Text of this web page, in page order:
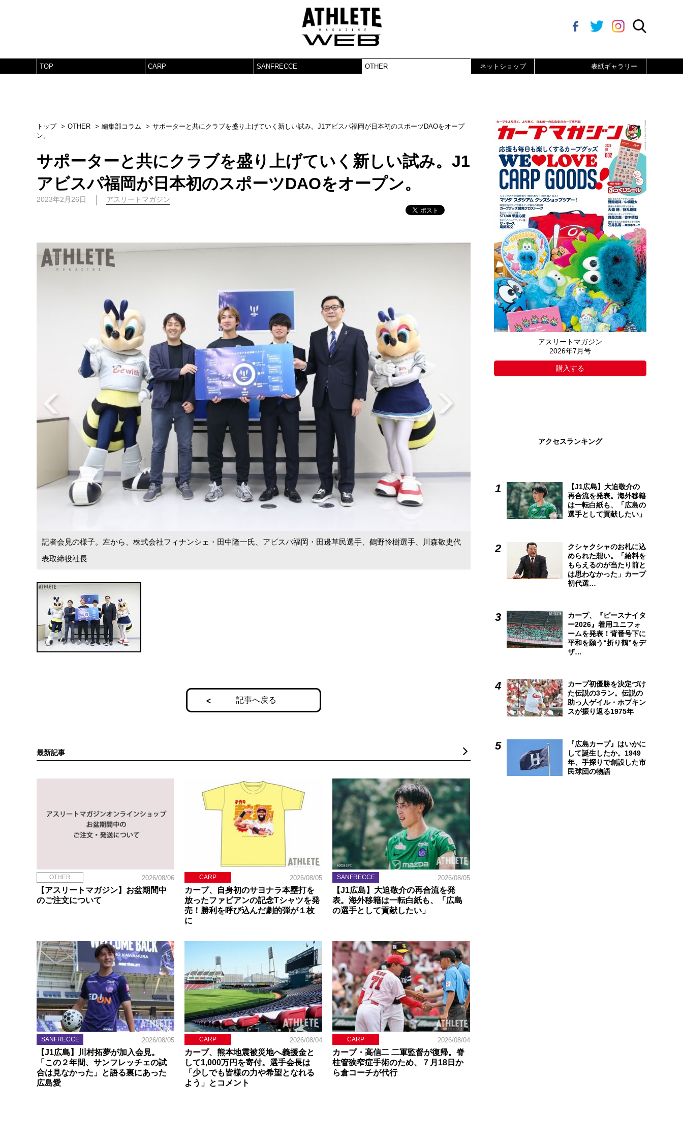
TOP CARP SANFRECCE OTHER ネットショップ 表紙ギャラリー
トップ OTHER 編集部コラム
サポーターと共にクラブを盛り上げていく新しい試み。J1アビスパ福岡が日本初のスポーツDAOをオープ
ン。
サポーターと共にクラブを盛り上げていく新しい試み。J1
アビスパ福岡が日本初のスポーツDAOをオープン。
2023年2月26日 アスリートマガジン
記者会見の様子。左から、株式会社フィナンシェ・田中隆一氏、アビスパ福岡・田邊草民選手、鶴野怜樹選手、川森敬史代
表取締役社長
記事へ戻る
最新記事
OTHER 2026/08/06
【アスリートマガジン】お盆期間中
のご注文について
CARP 2026/08/05
カープ、自身初のサヨナラ本塁打を
放ったファビアンの記念Tシャツを発
売！勝利を呼び込んだ劇的弾が１枚
に
SANFRECCE 2026/08/05
【J1広島】大迫敬介の再合流を発
表。海外移籍は一転白紙も、「広島
の選手として貢献したい」
SANFRECCE 2026/08/05
【J1広島】川村拓夢が加入会見。
「この２年間、サンフレッチェの試
合は見なかった」と語る裏にあった
広島愛
CARP 2026/08/04
カープ、熊本地震被災地へ義援金と
して1,000万円を寄付。選手会長は
「少しでも皆様の力や希望となれる
よう」とコメント
CARP 2026/08/04
カープ・高信二 二軍監督が復帰。脊
柱管狭窄症手術のため、７月18日か
ら倉コーチが代行
アスリートマガジン
2026年7月号
購入する
アクセスランキング
【J1広島】大迫敬介の
再合流を発表。海外移籍
は一転白紙も、「広島の
選手として貢献したい」
クシャクシャのお札に込
められた想い。「給料を
もらえるのが当たり前と
は思わなかった」カープ
初代選…
カープ、『ピースナイタ
ー2026』着用ユニフォ
ームを発表！背番号下に
平和を願う“折り鶴”をデ
ザ…
カープ初優勝を決定づけ
た伝説の3ラン。伝説の
助っ人ゲイル・ホプキン
スが振り返る1975年
『広島カープ』はいかに
して誕生したか。1949
年、手探りで創設した市
民球団の物語